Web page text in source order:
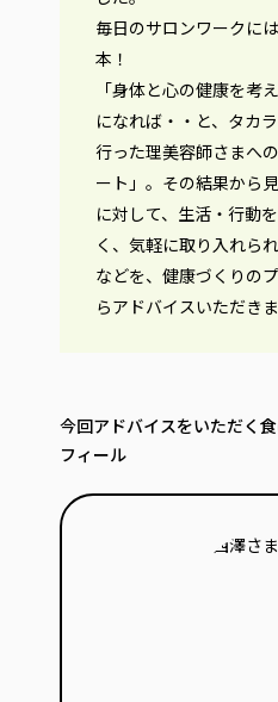
毎日のサロンワークに
本！
「身体と心の健康を考
になれば・・と、タカ
行った理美容師さまへ
ート」。その結果から
に対して、生活・行動
く、気軽に取り入れら
などを、健康づくりの
らアドバイスいただきま
今回アドバイスをいただく
フィール